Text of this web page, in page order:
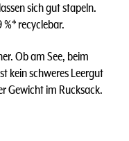
sich gut stapeln.
recyclebar.
Ob am See, beim
kein schweres Leergut
Gewicht im Rucksack.